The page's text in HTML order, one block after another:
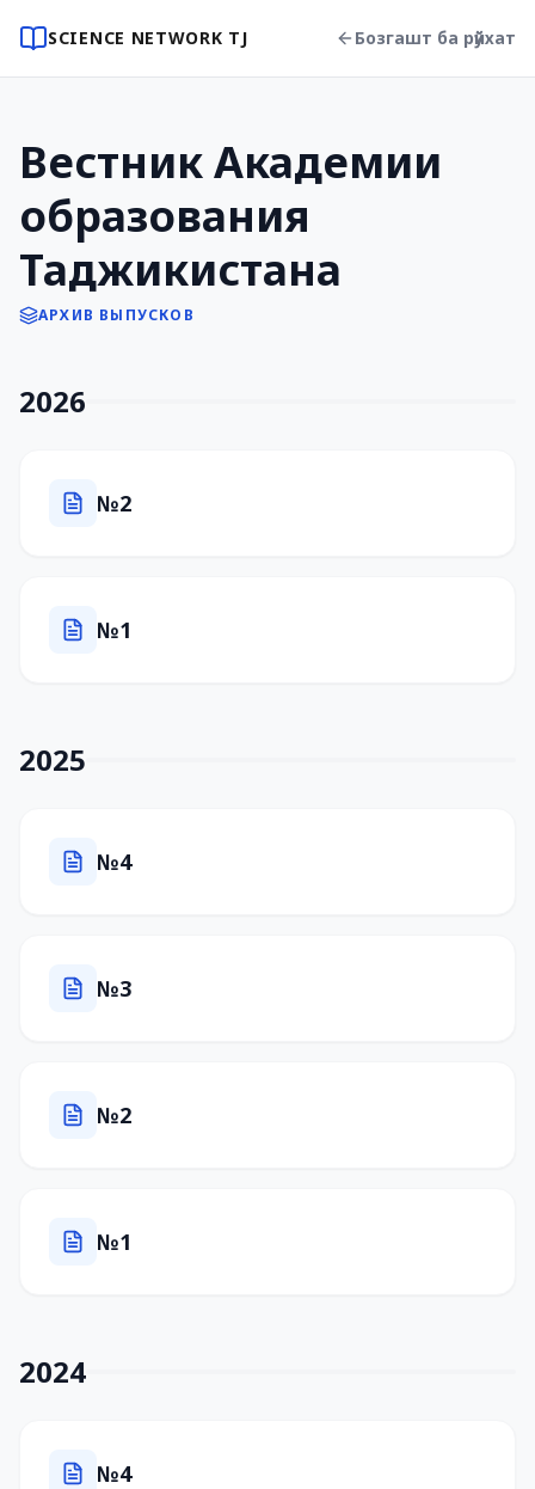
SCIENCE NETWORK TJ Бозгашт ба рӯйхат
Вестник Академии
образования
Таджикистана
АРХИВ ВЫПУСКОВ
2026
№2
№1
2025
№4
№3
№2
№1
2024
№4